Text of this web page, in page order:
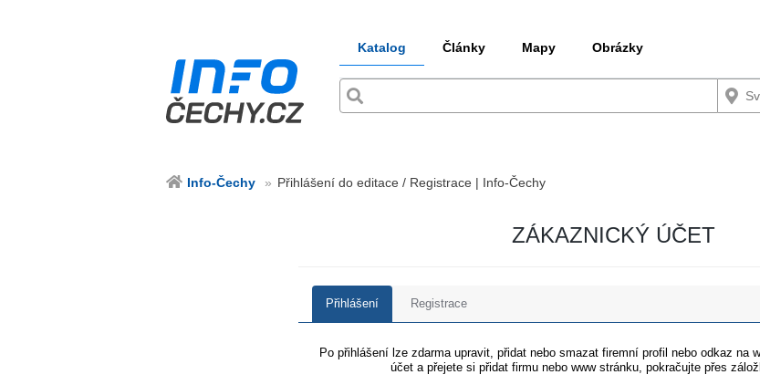
Katalog Články Mapy Obrázky
Info-Čechy Přihlášení do editace / Registrace | Info-Čechy
ZÁKAZNICKÝ ÚČET
Přihlášení Registrace
Po přihlášení lze zdarma upravit, přidat nebo smazat firemní profil nebo odkaz na
účet a přejete si přidat firmu nebo www stránku, pokračujte přes